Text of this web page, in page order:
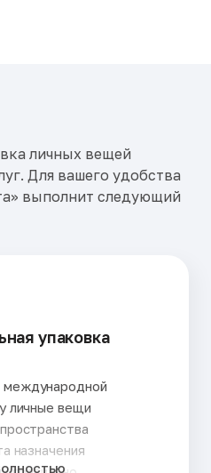
Туркменистан
Хорватия
Чехия
Швейцария
Швеция
личных вещей
Для вашего удобства
выполнит следующий
упаковка
личные вещи
назначения